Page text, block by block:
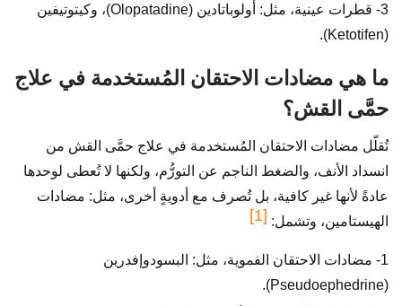
3- قطرات عينية، مثل: أولوباتادين (Olopatadine)، وكيتوتيفين
(Ketotifen).
ما هي مضادات الاحتقان المُستخدمة في علاج
حمَّى القش؟
تُقلّل مضادات الاحتقان المُستخدمة في علاج حمَّى القش من
انسداد الأنف، والضغط الناجم عن التورُّم، ولكنها لا تُعطى لوحدها
عادةً لأنها غير كافية، بل تُصرف مع أدويةٍ أخرى، مثل: مضادات
الهيستامين، وتشمل: [1]
1- مضادات الاحتقان الفموية، مثل: البسودوإفدرين
(Pseudoephedrine).